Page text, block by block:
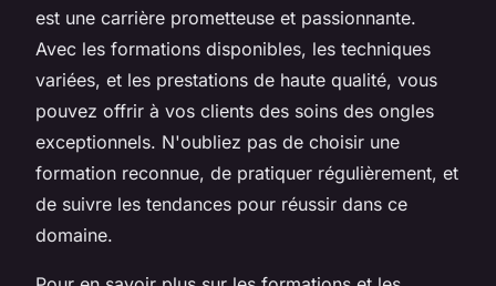
est une carrière prometteuse et passionnante.
Avec les formations disponibles, les techniques
variées, et les prestations de haute qualité, vous
pouvez offrir à vos clients des soins des ongles
exceptionnels. N'oubliez pas de choisir une
formation reconnue, de pratiquer régulièrement, et
de suivre les tendances pour réussir dans ce
domaine.